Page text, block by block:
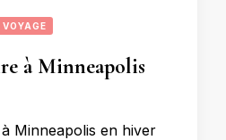
VOYAGE
à Minneapolis
Minneapolis en hiver